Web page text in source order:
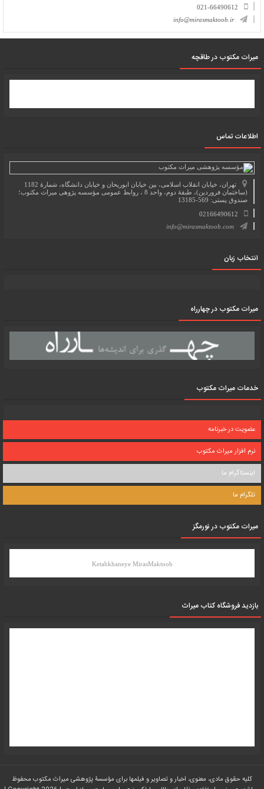
021-66490612
info@mirasmaktoob.ir
میرات مکتوب در طاقچه
اطلاعات تماس
تهران، خیابان انقلاب اسلامی، بین خیابان ابوریحان و خیابان دانشگاه، شمارۀ 1182
(ساختمان فروردین)، طبقۀ دوم، واحد 8 ، روابط عمومی مؤسسه پژوهی میراث مکتوب؛
صندوق پستی: 569-13185
02166490612
info@mirasmaktoob.com
انتخاب زبان
میرات مکتوب در چهارراه
خدمات میراث مکتوب
عضویت در خبرنامه
نرم افزار میراث مکتوب
اینستاگرام ما
تلگرام ما
میرات مکتوب در نورمگز
Ketabkhaneye MirasMaktoob
بازدید فروشگاه کتاب میراث
کلیه حقوق مادی، معنوی، اخبار و تصاویر و فیلمها برای مؤسسۀ پژوهشی میراث مکتوب محفوظ